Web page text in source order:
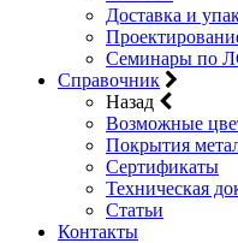
Доставка и
Семинары по
Справочник
Назад
Возможные
Покрытия
Сертификаты
Техническая
Статьи
Контакты